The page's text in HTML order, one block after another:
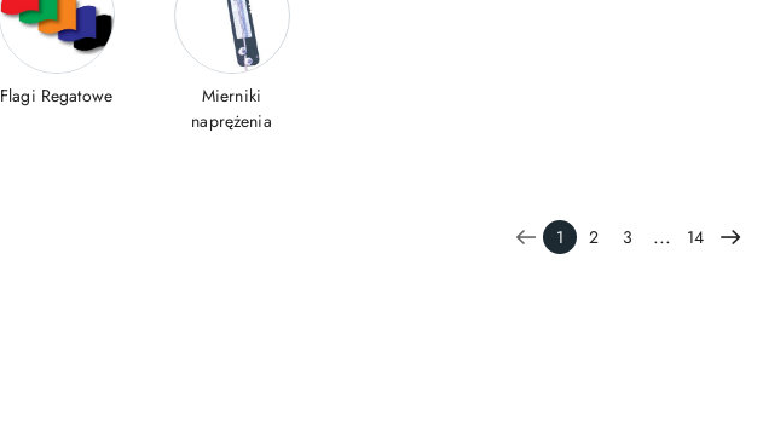
Flagi Regatowe
Mierniki
naprężenia
1 2 3 ... 14